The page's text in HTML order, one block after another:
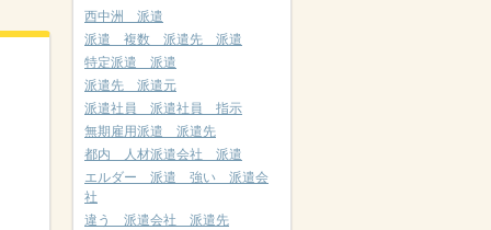
西中洲 派遣
派遣 複数 派遣先 派遣
特定派遣 派遣
派遣先 派遣元
派遣社員 派遣社員 指示
無期雇用派遣 派遣先
都内 人材派遣会社 派遣
エルダー 派遣 強い 派遣会
社
違う 派遣会社 派遣先